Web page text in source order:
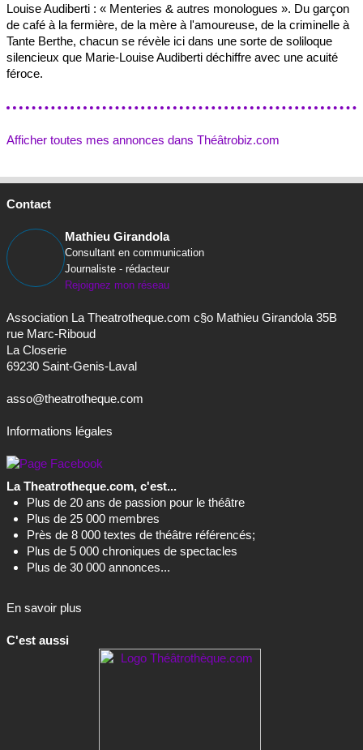
Louise Audiberti : « Menteries & autres monologues ». Du garçon
de café à la fermière, de la mère à l'amoureuse, de la criminelle à
Tante Berthe, chacun se révèle ici dans une sorte de soliloque
silencieux que Marie-Louise Audiberti déchiffre avec une acuité
féroce.
Afficher toutes mes annonces dans Théâtrobiz.com
Contact
Mathieu Girandola
Consultant en communication
Journaliste - rédacteur
Rejoignez mon réseau
Association La Theatrotheque.com c§o Mathieu Girandola 35B
rue Marc-Riboud
La Closerie
69230 Saint-Genis-Laval
asso@theatrotheque.com
Informations légales
La Theatrotheque.com, c'est...
Plus de 20 ans de passion pour le théâtre
Plus de 25 000 membres
Près de 8 000 textes de théâtre référencés;
Plus de 5 000 chroniques de spectacles
Plus de 30 000 annonces...
En savoir plus
C'est aussi